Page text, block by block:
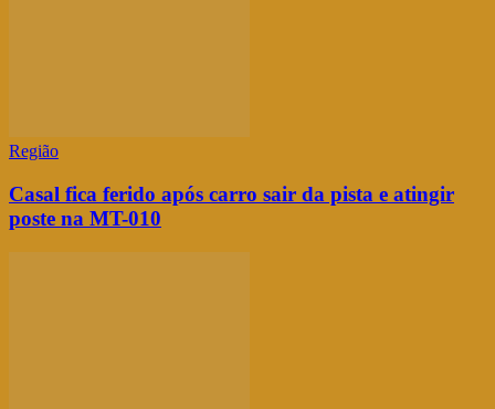
Região
Casal fica ferido após carro sair da pista e atingir
poste na MT-010